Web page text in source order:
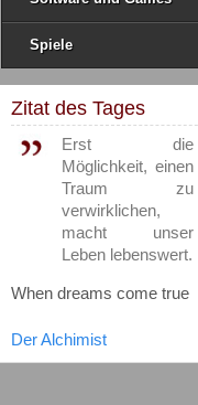
Spiele
Zitat des Tages
Erst die
Möglichkeit, einen
Traum zu
verwirklichen,
macht unser
Leben lebenswert.
When dreams come true
Der Alchimist